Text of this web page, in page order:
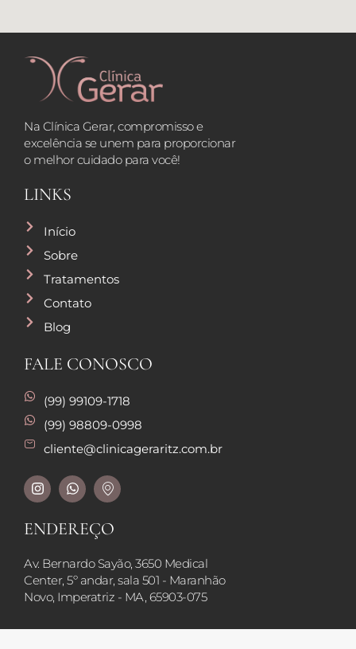
Na Clínica Gerar, compromisso e
excelência se unem para proporcionar
o melhor cuidado para você!
LINKS
Início
Sobre
Tratamentos
Contato
Blog
FALE CONOSCO
‭(99) 99109-1718‬
‭(99) 98809-0998‬
cliente@clinicageraritz.com.br
ENDEREÇO
Av. Bernardo Sayão, 3650 Medical
Center, 5º andar, sala 501 - Maranhão
Novo, Imperatriz - MA, 65903-075